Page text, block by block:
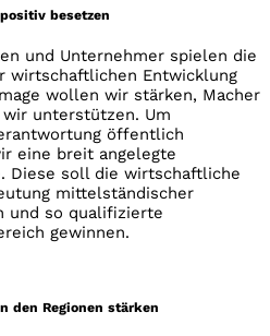
besetzen
und Unternehmer spielen die
wirtschaftlichen Entwicklung
wollen wir stärken, Macher
unterstützen. Um
öffentlich
eine breit angelegte
Diese soll die wirtschaftliche
mittelständischer
und so qualifizierte
gewinnen.
den Regionen stärken